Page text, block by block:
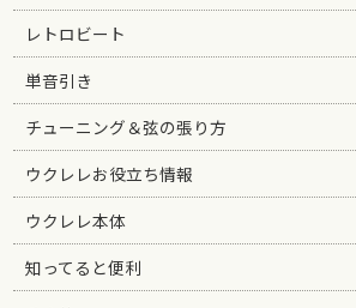
レトロビート
単音引き
チューニング＆弦の張り方
ウクレレお役立ち情報
ウクレレ本体
知ってると便利